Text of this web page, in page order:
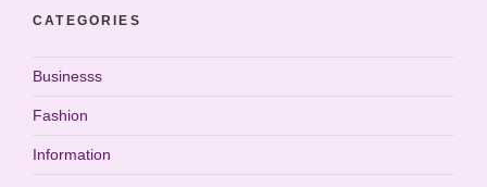
CATEGORIES
Businesss
Fashion
Information